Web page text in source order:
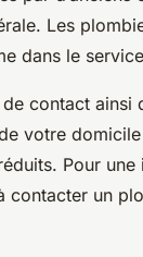
Les
dans le
contact ainsi
votre
Pour une
contacter un